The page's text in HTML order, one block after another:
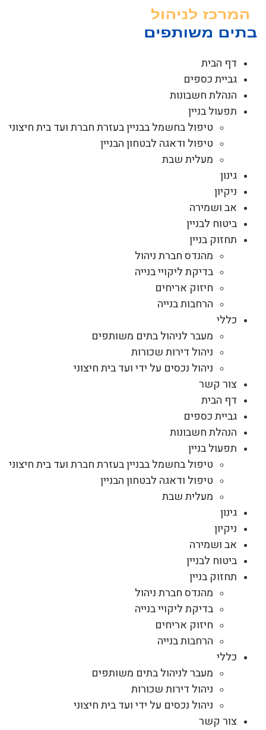
דף הבית
גביית כספים
הנהלת חשבונות
תפעול בניין
טיפול בחשמל בבניין בעזרת חברת ועד בית חיצוני
טיפול ודאגה לבטחון הבניין
מעלית שבת
גינון
ניקיון
אב ושמירה
ביטוח לבניין
תחזוק בניין
מהנדס חברת ניהול
בדיקת ליקויי בנייה
חיזוק אריחים
הרחבות בנייה
כללי
מעבר לניהול בתים משותפים
ניהול דירות שכורות
ניהול נכסים על ידי ועד בית חיצוני
צור קשר
דף הבית
גביית כספים
הנהלת חשבונות
תפעול בניין
טיפול בחשמל בבניין בעזרת חברת ועד בית חיצוני
טיפול ודאגה לבטחון הבניין
מעלית שבת
גינון
ניקיון
אב ושמירה
ביטוח לבניין
תחזוק בניין
מהנדס חברת ניהול
בדיקת ליקויי בנייה
חיזוק אריחים
הרחבות בנייה
כללי
מעבר לניהול בתים משותפים
ניהול דירות שכורות
ניהול נכסים על ידי ועד בית חיצוני
צור קשר